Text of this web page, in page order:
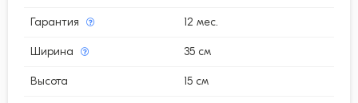
Гарантия 12 мес.
Ширина 35 см
Высота 15 см